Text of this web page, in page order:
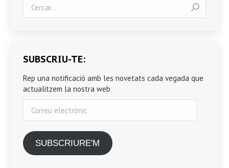
SUBSCRIU-TE:
Rep una notificació amb les novetats cada vegada que
actualitzem la nostra web
electrònic
SUBSCRIURE'M